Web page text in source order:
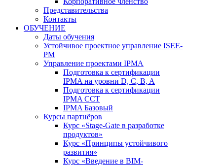
Представительства
Контакты
ОБУЧЕНИЕ
Даты обучения
Устойчивое проектное управление ISEE-
PM
Управление проектами IPMA
Подготовка к сертификации
IPMA на уровни D, C, B, A
Подготовка к сертификации
IPMA CCT
IPMA Базовый
Курсы партнёров
Курс «Stage-Gate в разработке
продуктов»
Курс «Принципы устойчивого
развития»
Курс «Введение в BIM-